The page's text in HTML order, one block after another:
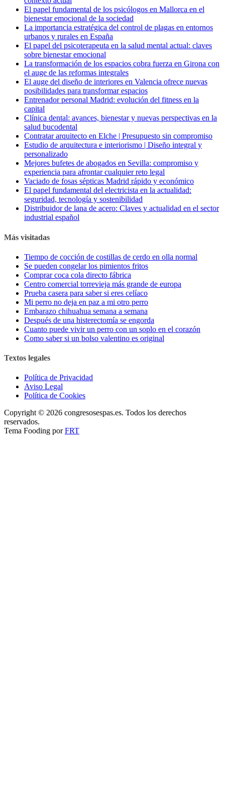
El papel fundamental de los psicólogos en Mallorca en el
bienestar emocional de la sociedad
La importancia estratégica del control de plagas en entornos
urbanos y rurales en España
El papel del psicoterapeuta en la salud mental actual: claves
sobre bienestar emocional
La transformación de los espacios cobra fuerza en Girona con
el auge de las reformas integrales
El auge del diseño de interiores en Valencia ofrece nuevas
posibilidades para transformar espacios
Entrenador personal Madrid: evolución del fitness en la
capital
Clínica dental: avances, bienestar y nuevas perspectivas en la
salud bucodental
Contratar arquitecto en Elche | Presupuesto sin compromiso
Estudio de arquitectura e interiorismo | Diseño integral y
personalizado
Mejores bufetes de abogados en Sevilla: compromiso y
experiencia para afrontar cualquier reto legal
Vaciado de fosas sépticas Madrid rápido y económico
El papel fundamental del electricista en la actualidad:
seguridad, tecnología y sostenibilidad
Distribuidor de lana de acero: Claves y actualidad en el sector
industrial español
Más visitadas
Tiempo de cocción de costillas de cerdo en olla normal
Se pueden congelar los pimientos fritos
Comprar coca cola directo fábrica
Centro comercial torrevieja más grande de europa
Prueba casera para saber si eres celíaco
Mi perro no deja en paz a mi otro perro
Embarazo chihuahua semana a semana
Después de una histerectomía se engorda
Cuanto puede vivir un perro con un soplo en el corazón
Como saber si un bolso valentino es original
Textos legales
Política de Privacidad
Aviso Legal
Política de Cookies
Copyright © 2026 congresosespas.es. Todos los derechos
reservados.
Tema Fooding porFRT